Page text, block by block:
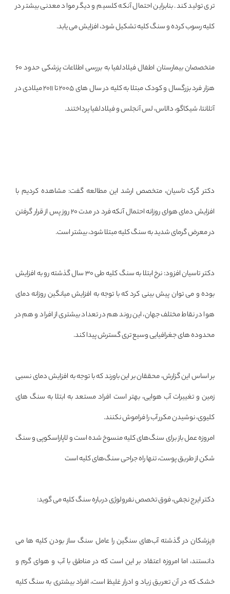
تری تولید کند. بنابراین احتمال آنکه کلسیم و دیگر مواد معدنی بیشتر در
کلیه رسوب کرده و سنگ کلیه تشکیل شود، افزایش می یابد.
متخصصان بیمارستان اطفال فیلادلفیا به بررسی اطلاعات پزشکی حدود 60
هزار فرد بزرگسال و کودک مبتلا به کلیه در سال های 2005 تا 2011 میلادی در
آتلانتا، شیکاگو، دالاس، لس آنجلس و فیلادلفیا پرداختند.
دکتر گرک تاسیان، متخصص ارشد این مطالعه گفت: مشاهده کردیم با
افزایش دمای هوای روزانه احتمال آنکه فرد در مدت 20 روز پس از قرار گرفتن
در معرض گرمای شدید به سنگ کلیه مبتلا شود، بیشتر است.
دکتر تاسیان افزود: نرخ ابتلا به سنگ کلیه طی 30 سال گذشته رو به افزایش
بوده و می توان پیش بینی کرد که با توجه به افزایش میانگین روزانه دمای
هوا در نقاط مختلف جهان، این روند هم در تعداد بیشتری از افراد و هم در
محدوده های جغرافیایی وسیع تری گسترش پیدا کند.
بر اساس این گزارش، محققان بر این باورند که با توجه به افزایش دمای نسبی
زمین و تغییرات آب هوایی، بهتر است افراد مستعد به ابتلا به سنگ های
کلیوی، نوشیدن مکرر آب را فراموش نکنند.
امروزه عمل باز برای سنگ‌های کلیه منسوخ شده است و لاپاراسکوپی و سنگ
شکن از طریق پوست، تنها راه جراحی سنگ‌های کلیه است
دکتر ایرج نجفی، فوق تخصص نفرولوژی درباره سنگ کلیه می گوید:
«پزشکان در گذشته آب‌های سنگین را عامل سنگ ساز بودن کلیه ها می
دانستند، اما امروزه اعتقاد بر این است که در مناطق با آب و هوای گرم و
خشک که در آن تعریق زیاد و ادرار غلیظ است، افراد بیشتری به سنگ کلیه